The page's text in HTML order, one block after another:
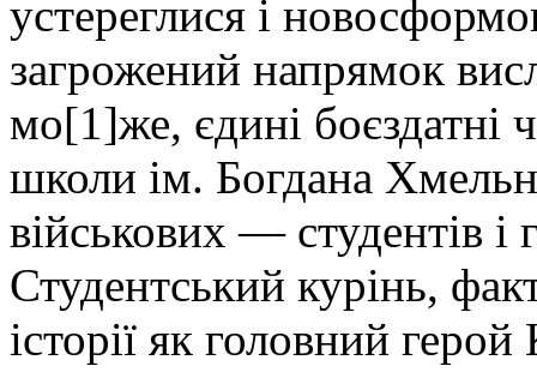
устереглися і
загрожений напрямок
мо[1]же, єдині боєздатні
школи ім. Богдана
військових — студентів і
Студентський курінь,
історії як головний герой